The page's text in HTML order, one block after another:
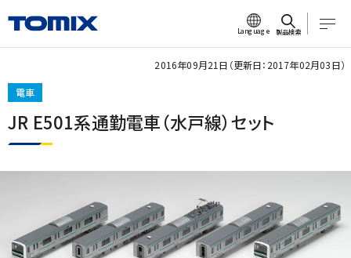
Language 製品検索
電車
JR E501系通勤電車（水戸線）セット
2016年09月21日（更新日：2017年02月03日）